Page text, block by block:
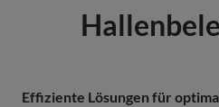
Effiziente Lösungen für